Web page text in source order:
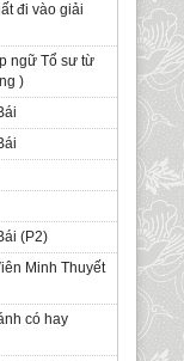
đi vào giải
ngữ Tổ sư từ
)
(P2)
Minh Thuyết
có hay